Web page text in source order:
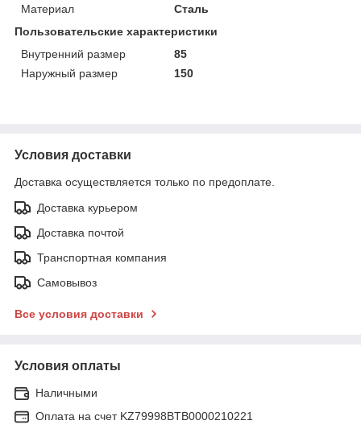
Материал
Сталь
Пользовательские характеристики
Внутренний размер
85
Наружный размер
150
Условия доставки
Доставка осуществляется только по предоплате.
Доставка курьером
Доставка почтой
Транспортная компания
Самовывоз
Все условия доставки
Условия оплаты
Наличными
Оплата на счет KZ79998BTB0000210221